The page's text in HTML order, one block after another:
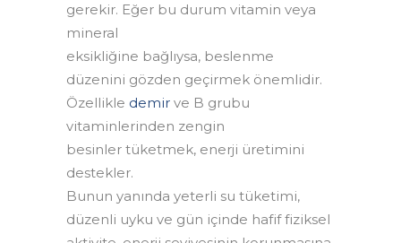
gerekir. Eğer bu durum vitamin veya
mineral
eksikliğine bağlıysa, beslenme
düzenini gözden geçirmek önemlidir.
Özellikle demir ve B grubu
vitaminlerinden zengin
besinler tüketmek, enerji üretimini
destekler.
Bunun yanında yeterli su tüketimi,
düzenli uyku ve gün içinde hafif fiziksel